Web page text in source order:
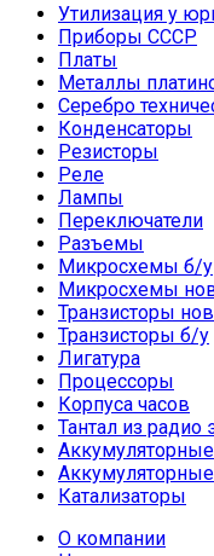
Утилизация у
Приборы СССР
Платы
Металлы
Серебро
Конденсаторы
Резисторы
Реле
Лампы
Переключатели
Разъемы
Микросхемы б/у
Микросхемы
Транзисторы
Транзисторы б/у
Лигатура
Процессоры
Корпуса часов
Тантал из радио
Катализаторы
О компании